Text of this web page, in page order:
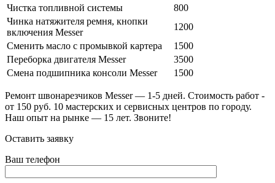
Чистка топливной системы
800
Чинка натяжителя ремня, кнопки
включения Messer
1200
Сменить масло с промывкой картера
1500
Переборка двигателя Messer
3500
Смена подшипника консоли Messer
1500
Ремонт швонарезчиков Messer — 1-5 дней. Стоимость работ -
от 150 руб. 10 мастерских и сервисных центров по городу.
Наш опыт на рынке — 15 лет. Звоните!
Оставить заявку
Ваш телефон